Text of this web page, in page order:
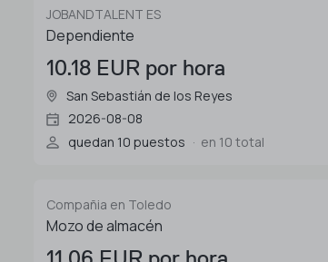
JOBANDTALENT ES
Dependiente
10.18 EUR por hora
San Sebastián de los Reyes
2026-08-08
quedan 10 puestos
en 10 total
Compañia en Toledo
Mozo de almacén